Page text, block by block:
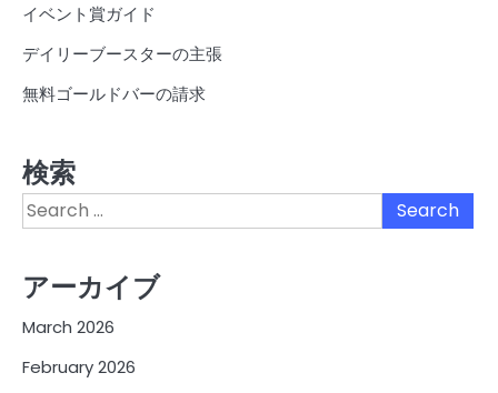
イベント賞ガイド
デイリーブースターの主張
無料ゴールドバーの請求
検索
Search
for:
アーカイブ
March 2026
February 2026